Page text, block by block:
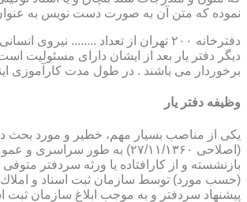
نموده که متن آن به صورت دست نویس به
دفترخانه ۲۰۰ تهران از تعداد
دیگر دفتر یار بعد از ایشان دارای مسئولیت
برخوردار می باشند . در طول مدت کارآموزی
وظیفه دفتر یار
بازنشسته و از كارافتاده یا ورثه سردفتر
پیشنهاد سردفتر و به موجب ابلاغ سازمان